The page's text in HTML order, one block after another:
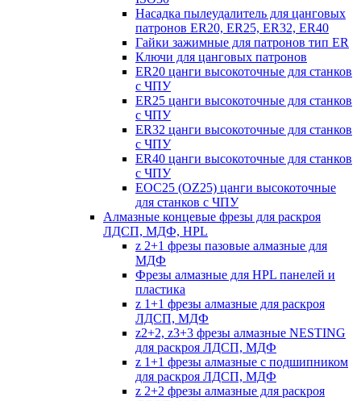
Насадка пылеудалитель для цанговых
патронов ER20, ER25, ER32, ER40
Гайки зажимные для патронов тип ER
Ключи для цанговых патронов
ER20 цанги высокоточные для станков
с ЧПУ
ER25 цанги высокоточные для станков
с ЧПУ
ER32 цанги высокоточные для станков
с ЧПУ
ER40 цанги высокоточные для станков
с ЧПУ
EOC25 (OZ25) цанги высокоточные
для станков с ЧПУ
Алмазные концевые фрезы для раскроя
ЛДСП, МДФ, HPL
z 2+1 фрезы пазовые алмазные для
МДФ
Фрезы алмазные для HPL панелей и
пластика
z 1+1 фрезы алмазные для раскроя
ЛДСП, МДФ
z2+2, z3+3 фрезы алмазные NESTING
для раскроя ЛДСП, МДФ
z 1+1 фрезы алмазные с подшипником
для раскроя ЛДСП, МДФ
z 2+2 фрезы алмазные для раскроя